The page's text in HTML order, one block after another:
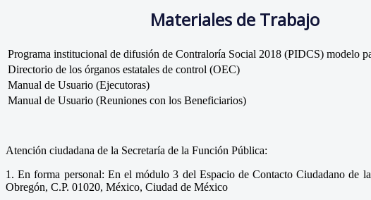
Materiales de Trabajo
Programa institucional de difusión de Contraloría Social 2018 (PIDCS) modelo
Directorio de los órganos estatales de control (OEC)
Manual de Usuario (Ejecutoras)
Manual de Usuario (Reuniones con los Beneficiarios)
Atención ciudadana de la Secretaría de la Función Pública:
1. En forma personal: En el módulo 3 del Espacio de Contacto Ciudadano de
Obregón, C.P. 01020, México, Ciudad de México